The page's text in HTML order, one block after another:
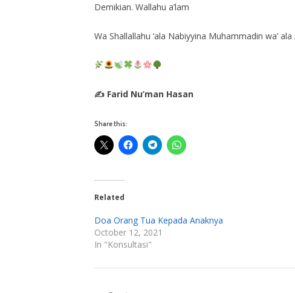
Demikian. Wallahu a’lam
Wa Shallallahu ‘ala Nabiyyina Muhammadin wa’
✍ Farid Nu’man Hasan
Share this:
Related
Doa Orang Tua Kepada Anaknya
October 12, 2021
In "Konsultasi"